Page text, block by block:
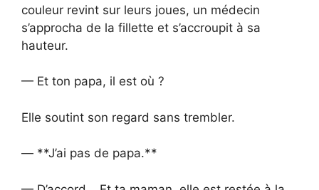
couleur revint sur leurs joues, un médecin
s’approcha de la fillette et s’accroupit à sa
hauteur.
— Et ton papa, il est où ?
Elle soutint son regard sans trembler.
— **J’ai pas de papa.**